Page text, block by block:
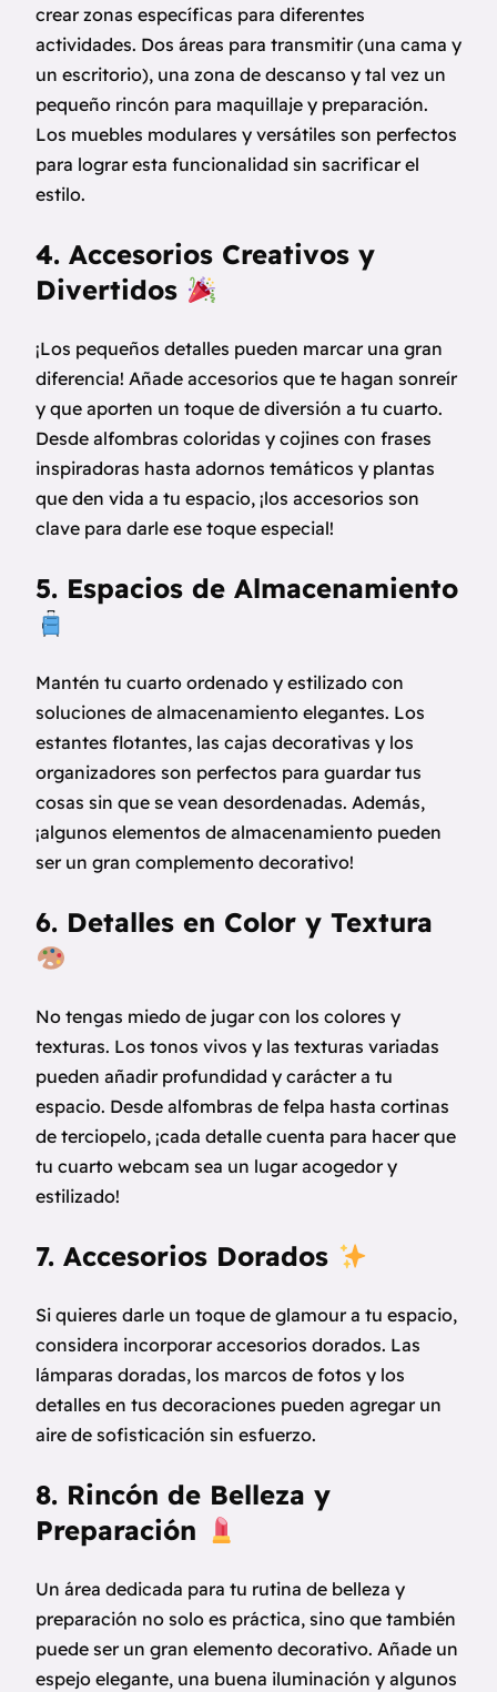
crear zonas específicas para diferentes
actividades. Dos áreas para transmitir (una cama y
un escritorio), una zona de descanso y tal vez un
pequeño rincón para maquillaje y preparación.
Los muebles modulares y versátiles son perfectos
para lograr esta funcionalidad sin sacrificar el
estilo.
4. Accesorios Creativos y
Divertidos
¡Los pequeños detalles pueden marcar una gran
diferencia! Añade accesorios que te hagan sonreír
y que aporten un toque de diversión a tu cuarto.
Desde alfombras coloridas y cojines con frases
inspiradoras hasta adornos temáticos y plantas
que den vida a tu espacio, ¡los accesorios son
clave para darle ese toque especial!
5. Espacios de Almacenamiento
Mantén tu cuarto ordenado y estilizado con
soluciones de almacenamiento elegantes. Los
estantes flotantes, las cajas decorativas y los
organizadores son perfectos para guardar tus
cosas sin que se vean desordenadas. Además,
¡algunos elementos de almacenamiento pueden
ser un gran complemento decorativo!
6. Detalles en Color y Textura
No tengas miedo de jugar con los colores y
texturas. Los tonos vivos y las texturas variadas
pueden añadir profundidad y carácter a tu
espacio. Desde alfombras de felpa hasta cortinas
de terciopelo, ¡cada detalle cuenta para hacer que
tu cuarto webcam sea un lugar acogedor y
estilizado!
7. Accesorios Dorados
Si quieres darle un toque de glamour a tu espacio,
considera incorporar accesorios dorados. Las
lámparas doradas, los marcos de fotos y los
detalles en tus decoraciones pueden agregar un
aire de sofisticación sin esfuerzo.
8. Rincón de Belleza y
Preparación
Un área dedicada para tu rutina de belleza y
preparación no solo es práctica, sino que también
puede ser un gran elemento decorativo. Añade un
espejo elegante, una buena iluminación y algunos